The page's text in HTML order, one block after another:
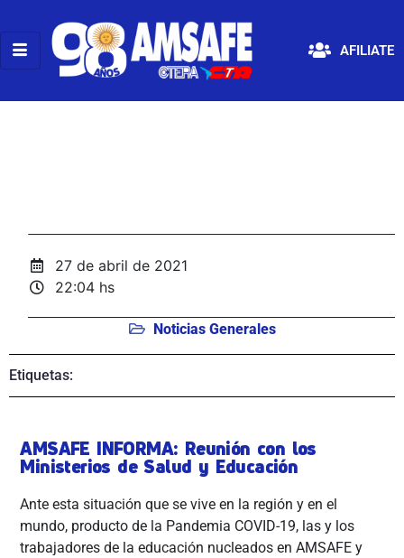
AFILIATE
27 de abril de 2021
22:04 hs
Noticias Generales
Etiquetas:
AMSAFE INFORMA: Reunión con los
Ministerios de Salud y Educación
Ante esta situación que se vive en la región y en el
mundo, producto de la Pandemia COVID-19, las y los
trabajadores de la educación nucleados en AMSAFE y